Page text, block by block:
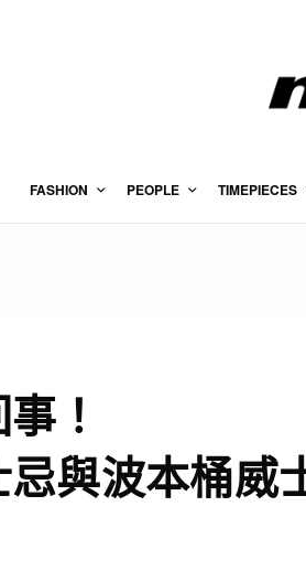
FASHION PEOPLE TIMEPIECES
！
與波本桶威